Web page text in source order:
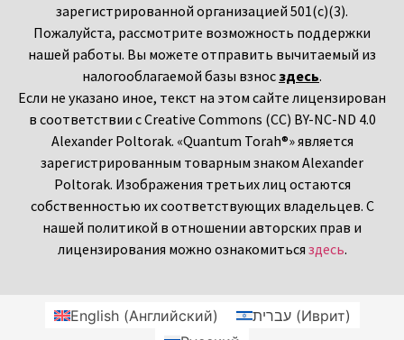
зарегистрированной организацией 501(c)(3).
Пожалуйста, рассмотрите возможность поддержки
нашей работы. Вы можете отправить вычитаемый из
налогооблагаемой базы взнос здесь.
Если не указано иное, текст на этом сайте лицензирован
в соответствии с Creative Commons (CC) BY-NC-ND 4.0
Alexander Poltorak. «Quantum Torah®» является
зарегистрированным товарным знаком Alexander
Poltorak. Изображения третьих лиц остаются
собственностью их соответствующих владельцев. С
нашей политикой в отношении авторских прав и
лицензирования можно ознакомиться здесь.
English(Английский) עברית(Иврит)